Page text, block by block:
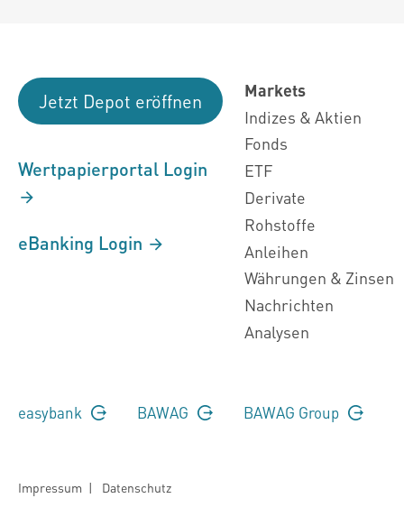
Jetzt Depot eröffnen
Wertpapierportal Login
eBanking Login
Markets
Indizes & Aktien
Fonds
ETF
Derivate
Rohstoffe
Anleihen
Währungen & Zinsen
Nachrichten
Analysen
easybank BAWAG BAWAG Group
Impressum | Datenschutz